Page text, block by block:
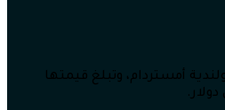
أمستردام، وتبلغ قيمتها